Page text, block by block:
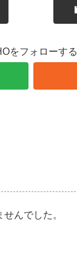
をフォローする
んでした。